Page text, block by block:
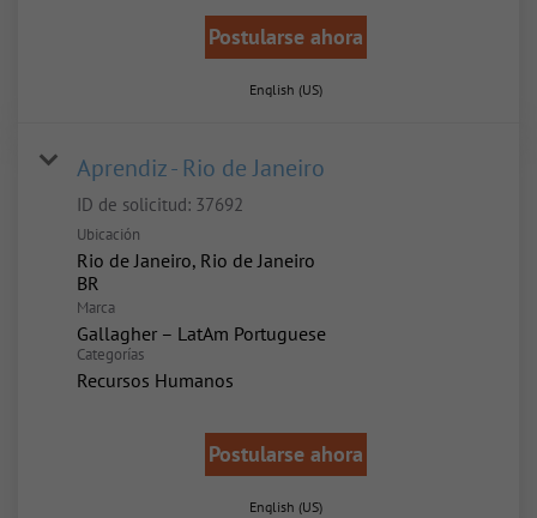
Postularse ahora
English (US)
Aprendiz - Rio de Janeiro
ID de solicitud: 37692
Ubicación
Rio de Janeiro, Rio de Janeiro
Marca
Gallagher – LatAm Portuguese
Categorías
Recursos Humanos
Postularse ahora
English (US)